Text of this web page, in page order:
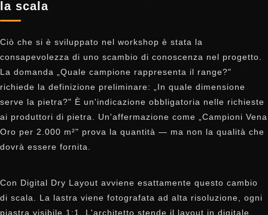
la scala
Ciò che si è sviluppato nel workshop è stata la
consapevolezza di uno scambio di conoscenza nel progetto.
La domanda „Quale campione rappresenta il range?"
richiede la definizione preliminare: „In quale dimensione
serve la pietra?" È un'indicazione obbligatoria nelle richieste
ai produttori di pietra. Un'affermazione come „Campioni Vena
Oro per 2.000 m²" prova la quantità — ma non la qualità che
dovrà essere fornita.
Con Digital Dry Layout avviene esattamente questo cambio
di scala. La lastra viene fotografata ad alta risoluzione, ogni
piastra visibile 1:1. L'architetto stende il layout in digitale,